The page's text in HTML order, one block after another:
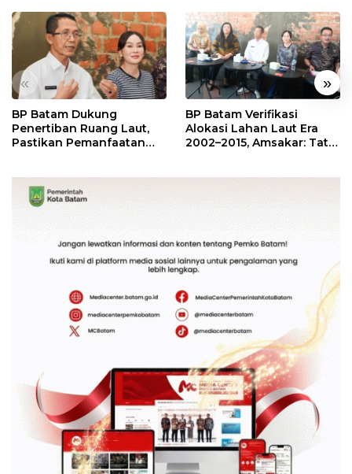
« »
BP Batam Dukung
Penertiban Ruang Laut,
Pastikan Pemanfaatan
BP Batam Verifikasi
Alokasi Lahan Laut Era
2002–2015, Amsakar: Tata